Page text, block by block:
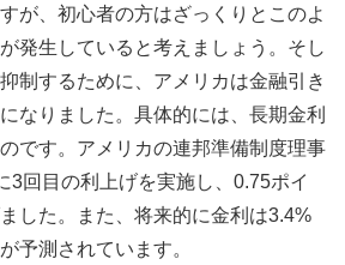
が、初心者の方はざっくりとこのよ
発生していると考えましょう。そし
制するために、アメリカは金融引き
なりました。具体的には、長期金利
です。アメリカの連邦準備制度理事
3回目の利上げを実施し、 0.75ポイ
した。また、将来的に金利は3.4%
予測されています。